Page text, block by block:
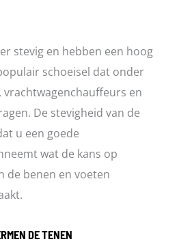
stevig en hebben een hoog
schoeisel dat onder
en
De stevigheid van de
u een goede
wat de kans op
de benen en voeten
DE TENEN